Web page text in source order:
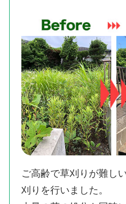
ご高齢で草刈りが難し
刈りを行いました。